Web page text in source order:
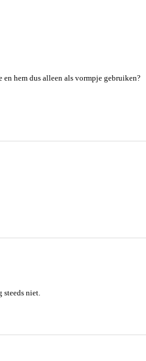
hem dus alleen als vormpje gebruiken?
niet.